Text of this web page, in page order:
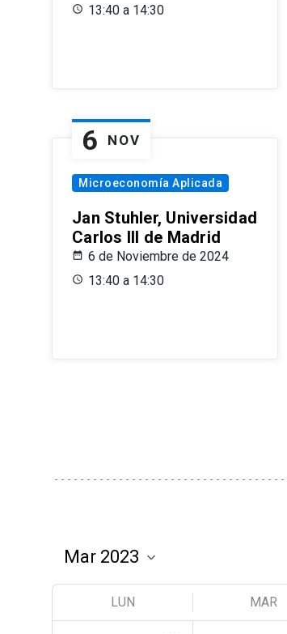
13:40 a 14:30
6 NOV
Microeconomía Aplicada
Jan Stuhler, Universidad
Carlos III de Madrid
6 de Noviembre de 2024
13:40 a 14:30
LUN MAR